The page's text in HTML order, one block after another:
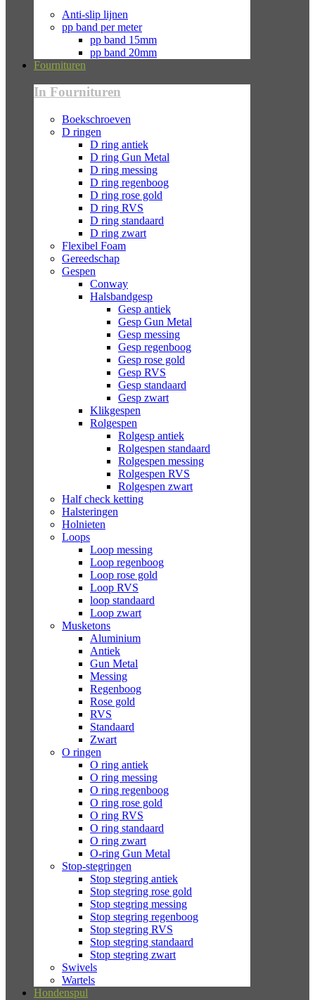
Anti-slip lijnen
pp band per meter
pp band 15mm
pp band 20mm
Fournituren
In Fournituren
Boekschroeven
D ringen
D ring antiek
D ring Gun Metal
D ring messing
D ring regenboog
D ring rose gold
D ring RVS
D ring standaard
D ring zwart
Flexibel Foam
Gereedschap
Gespen
Conway
Halsbandgesp
Gesp antiek
Gesp Gun Metal
Gesp messing
Gesp regenboog
Gesp rose gold
Gesp RVS
Gesp standaard
Gesp zwart
Klikgespen
Rolgespen
Rolgesp antiek
Rolgespen standaard
Rolgespen messing
Rolgespen RVS
Rolgespen zwart
Half check ketting
Halsteringen
Holnieten
Loops
Loop messing
Loop regenboog
Loop rose gold
Loop RVS
loop standaard
Loop zwart
Musketons
Aluminium
Antiek
Gun Metal
Messing
Regenboog
Rose gold
RVS
Standaard
Zwart
O ringen
O ring antiek
O ring messing
O ring regenboog
O ring rose gold
O ring RVS
O ring standaard
O ring zwart
O-ring Gun Metal
Stop-stegringen
Stop stegring antiek
Stop stegring rose gold
Stop stegring messing
Stop stegring regenboog
Stop stegring RVS
Stop stegring standaard
Stop stegring zwart
Swivels
Wartels
Hondenspul